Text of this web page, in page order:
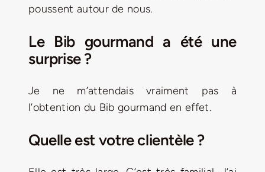
poussent autour de nous.
Le Bib gourmand a été une
surprise ?
Je ne m’attendais vraiment pas à
l’obtention du Bib gourmand en effet.
Quelle est votre clientèle ?